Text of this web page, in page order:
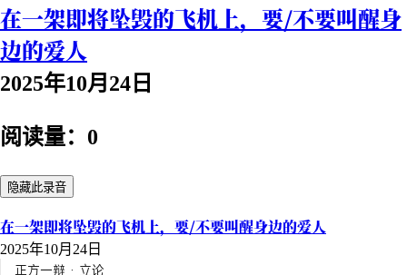
在一架即将坠毁的飞机上，要/不要叫醒身
边的爱人
2025年10月24日
阅读量：0
隐藏此录音
在一架即将坠毁的飞机上，要/不要叫醒身边的爱人
2025年10月24日
正方一辩 · 立论